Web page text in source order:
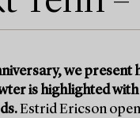
we present
is highlighted
Estrid Ericson